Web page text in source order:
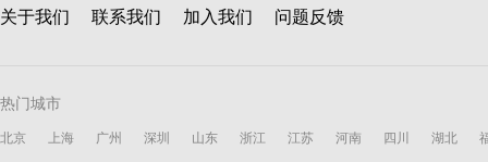
关于我们 联系我们 加入我们 问题反馈
热门城市
北京 上海 广州 深圳 山东 浙江 江苏 河南 四川 湖北